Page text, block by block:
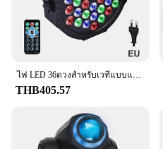
ไฟ LED 36ดวงสำหรับเวทีแบบแบนไฟพาร์เอฟเฟคดีเจดิสโก้งานเลี้ยงคริสต์มาสบาร์คลับงานแต่งงานไฟสำหรับการแสดงด้วยเสียงไฟสีสันสดใส
THB405.57